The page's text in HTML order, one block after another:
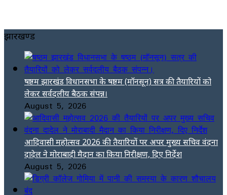
झारखण्ड
षष्ठम झारखंड विधानसभा के षष्ठम (मॉनसून) सत्र की तैयारियों को
लेकर सर्वदलीय बैठक संपन्न।
August 5, 2026
आदिवासी महोत्सव 2026 की तैयारियों पर अपर मुख्य सचिव वंदना
दादेल ने मोराबादी मैदान का किया निरीक्षण, दिए निर्देश
August 5, 2026